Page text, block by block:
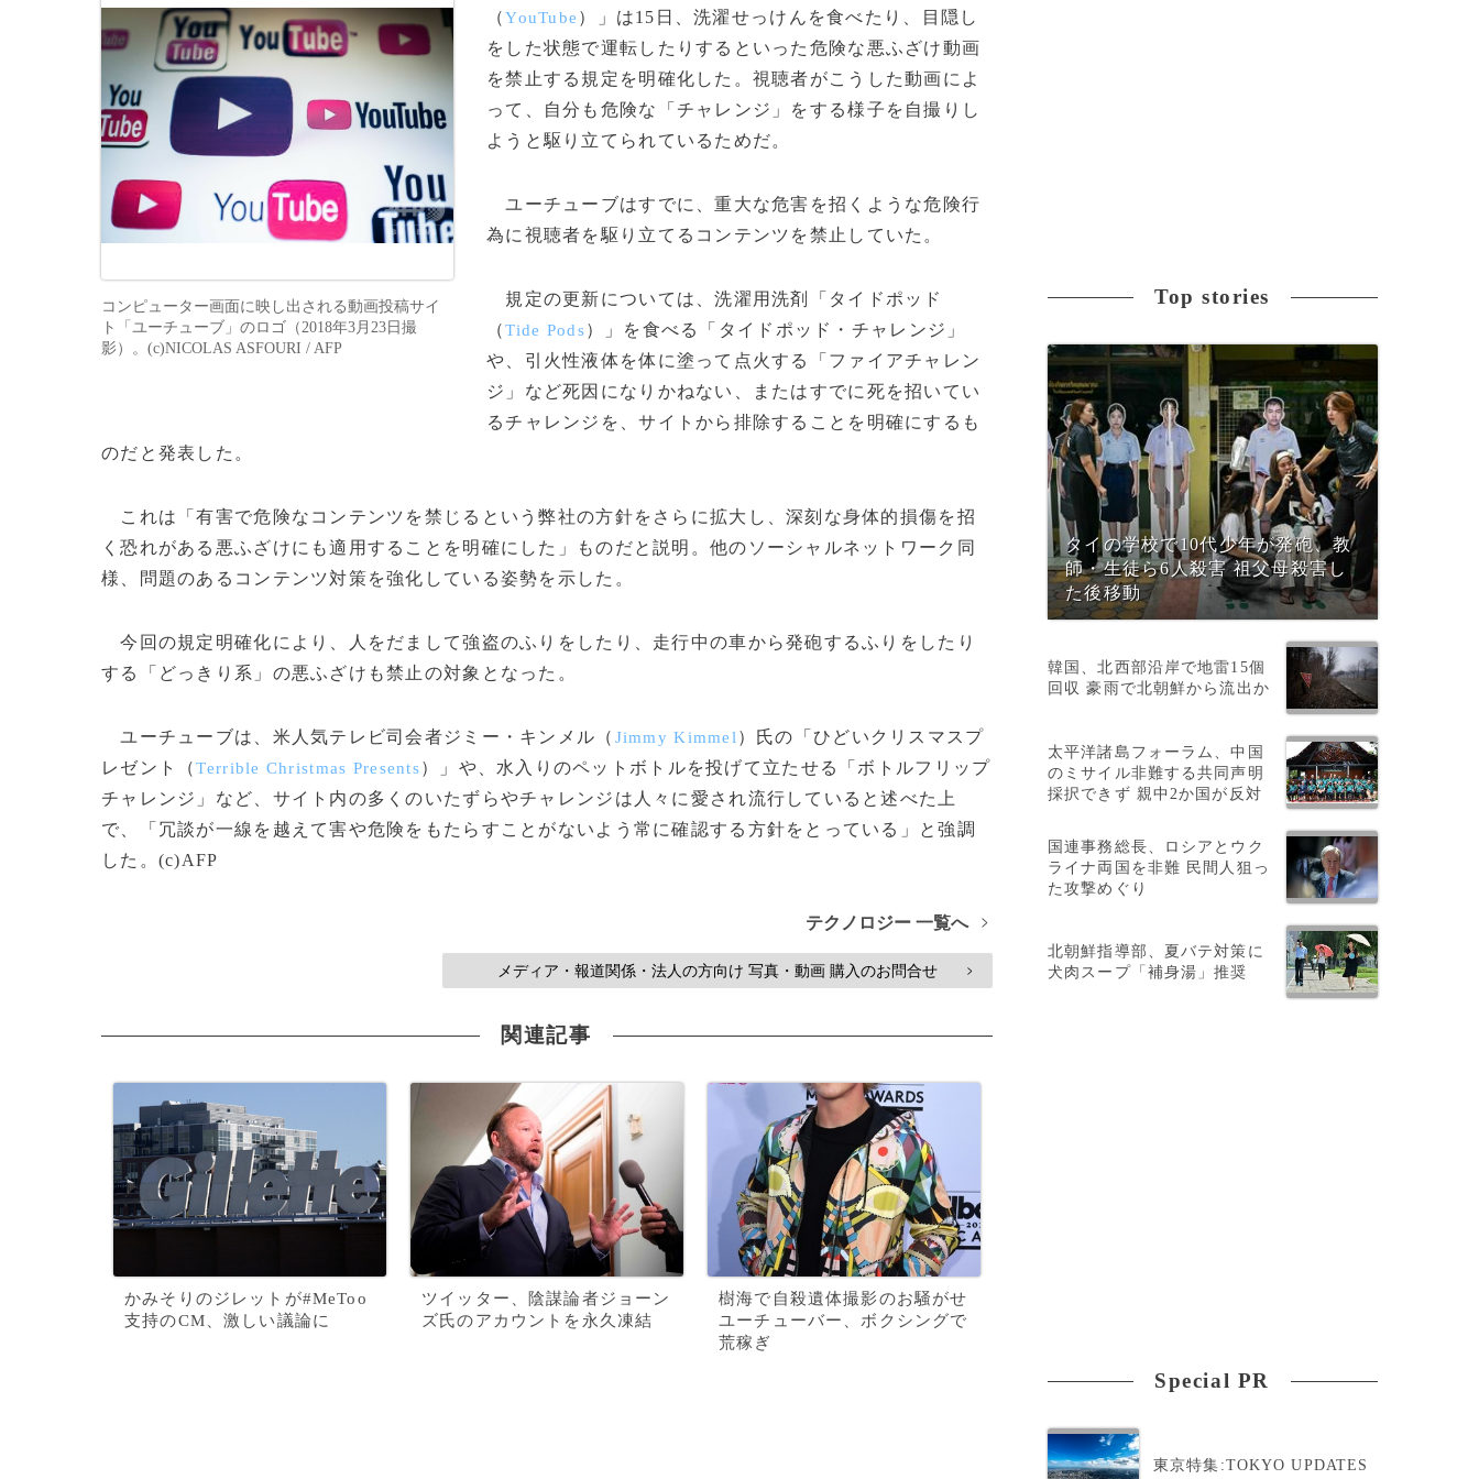
コンピューター画面に映し出される動画投稿サイ
ト「ユーチューブ」のロゴ（2018年3月23日撮
影）。(c)NICOLAS ASFOURI / AFP
（YouTube ）」は15日、洗濯せっけんを食べたり、目隠し
をした状態で運転したりするといった危険な悪ふざけ動画
を禁止する規定を明確化した。視聴者がこうした動画によ
って、自分も危険な「チャレンジ」をする様子を自撮りし
ようと駆り立てられているためだ。
ユーチューブはすでに、重大な危害を招くような危険行
為に視聴者を駆り立てるコンテンツを禁止していた。
規定の更新については、洗濯用洗剤「タイドポッド
（Tide Pods）」を食べる「タイドポッド・チャレンジ」
や、引火性液体を体に塗って点火する「ファイアチャレン
ジ」など死因になりかねない、またはすでに死を招いてい
るチャレンジを、サイトから排除することを明確にするも
のだと発表した。
これは「有害で危険なコンテンツを禁じるという弊社の方針をさらに拡大し、深刻な身体的損傷を招
く恐れがある悪ふざけにも適用することを明確にした」ものだと説明。他のソーシャルネットワーク同
様、問題のあるコンテンツ対策を強化している姿勢を示した。
今回の規定明確化により、人をだまして強盗のふりをしたり、走行中の車から発砲するふりをしたり
する「どっきり系」の悪ふざけも禁止の対象となった。
ユーチューブは、米人気テレビ司会者ジミー・キンメル（ Jimmy Kimmel ）氏の「ひどいクリスマスプ
レゼント（Terrible Christmas Presents）」や、水入りのペットボトルを投げて立たせる「ボトルフリップ
チャレンジ」など、サイト内の多くのいたずらやチャレンジは人々に愛され流行していると述べた上
で、「冗談が一線を越えて害や危険をもたらすことがないよう常に確認する方針をとっている」と強調
した。(c)AFP
テクノロジー 一覧へ >
メディア・報道関係・法人の方向け 写真・動画 購入のお問合せ >
関連記事
かみそりのジレットが#MeToo
支持のCM、激しい議論に
ツイッター、陰謀論者ジョーン
ズ氏のアカウントを永久凍結
樹海で自殺遺体撮影のお騒がせ
ユーチューバー、ボクシングで
荒稼ぎ
Top stories
タイの学校で10代少年が発砲、教
師・生徒ら6人殺害 祖父母殺害し
た後移動
韓国、北西部沿岸で地雷15個
回収 豪雨で北朝鮮から流出か
太平洋諸島フォーラム、中国
のミサイル非難する共同声明
採択できず 親中2か国が反対
国連事務総長、ロシアとウク
ライナ両国を非難 民間人狙っ
た攻撃めぐり
北朝鮮指導部、夏バテ対策に
犬肉スープ「補身湯」推奨
Special PR
東京特集:TOKYO UPDATES